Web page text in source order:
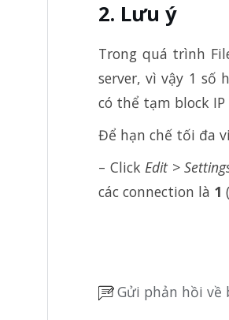
Lưu ý
Trong quá trình
server, vì vậy 1 số
có thể tạm block
Để hạn chế tối đa
– Click Edit>
các connection là 1
Gửi phản hồi về